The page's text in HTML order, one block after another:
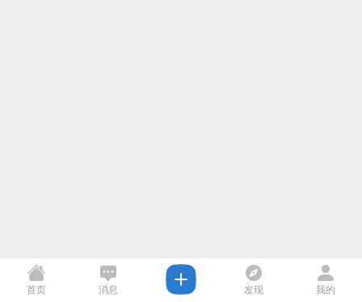
首页 消息 发现 我的